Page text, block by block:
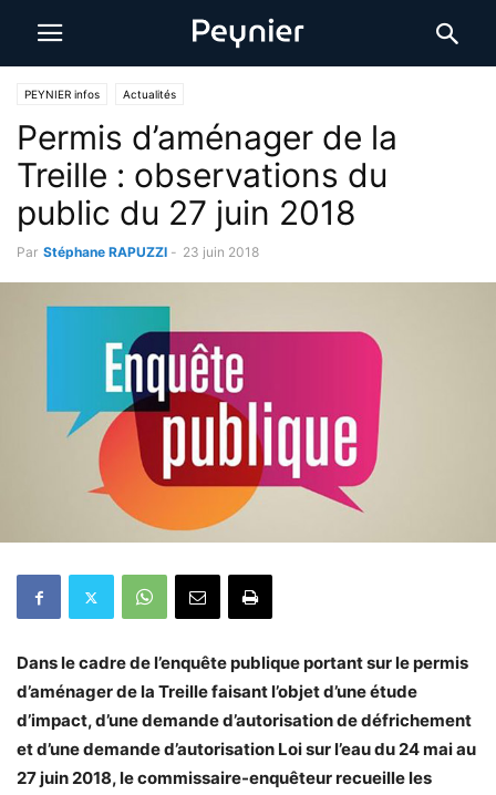
PEYNIER infos Actualités
Permis d’aménager de la
Treille : observations du
public du 27 juin 2018
Par Stéphane RAPUZZI - 23 juin 2018
Dans le cadre de l’enquête publique portant sur le permis
d’aménager de la Treille faisant l’objet d’une étude
d’impact, d’une demande d’autorisation de défrichement
et d’une demande d’autorisation Loi sur l’eau du 24 mai au
27 juin 2018, le commissaire-enquêteur recueille les